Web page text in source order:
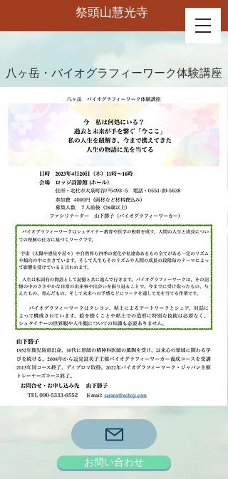
祭頭山慧光寺
八ヶ岳・バイオグラフィーワーク体験講座
お問い合わせ